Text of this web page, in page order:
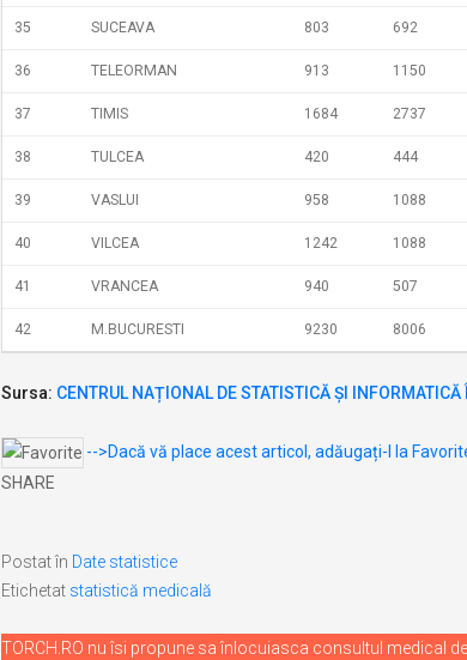
35 SUCEAVA 803 692
36 TELEORMAN 913 1150
37 TIMIS 1684 2737
38 TULCEA 420 444
39 VASLUI 958 1088
40 VILCEA 1242 1088
41 VRANCEA 940 507
42 M.BUCURESTI 9230 8006
Sursa: CENTRUL NAȚIONAL DE STATISTICĂ ȘI
-->Dacă vă place acest articol, adăugați-l la
SHARE
Postat în Date statistice
Etichetat statistică medicală
TORCH.RO nu îsi propune sa înlocuiasca consultul medical